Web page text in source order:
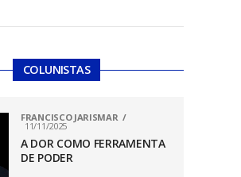
COLUNISTAS
FRANCISCO JARISMAR
11/11/2025
A DOR COMO FERRAMENTA
DE PODER